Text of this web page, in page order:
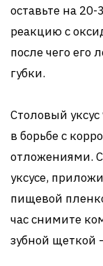
оставьте на
реакцию с
после чего его
губки.
Столовый
в борьбе с
отложениями.
уксусе,
пищевой
час снимите
зубной щеткой